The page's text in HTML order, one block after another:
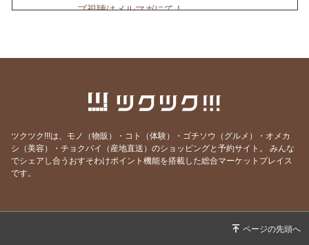
ブ視聴はメルマガにて！
6/20-21開催｜関東4部AB・東海1部・関西2C・
て！
2026/06/20 6/13-14開催｜関東3部ABC,4部E、九州リーグ
ツクツク!!!は、モノ（物販）・コト（体験）・ゴチソウ（グルメ）・オメカ
シ（美容）・チョクバイ（産地直送）のショッピングと予約サイト。
みんな
でシェアし合うおすそわけポイント機能を搭載した総合マーケットプレイス
です。